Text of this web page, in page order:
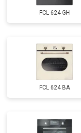
FCL 624 GH
FCL 624 BA